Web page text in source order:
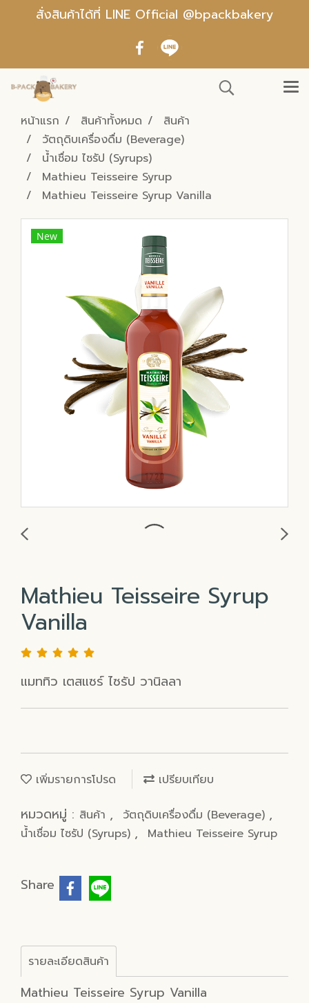
สั่งสินค้าได้ที่ LINE Official @bpackbakery
หน้าแรก สินค้าทั้งหมด
สินค้า
วัตถุดิบเครื่องดื่ม (Beverage)
น้ำเชื่อม ไซรัป (Syrups)
Mathieu Teisseire Syrup
Mathieu Teisseire Syrup Vanilla
New
Mathieu Teisseire Syrup
Vanilla
แมททิว เตสแซร์ ไซรัป วานิลลา
เพิ่มรายการโปรด เปรียบเทียบ
หมวดหมู่ : สินค้า , วัตถุดิบเครื่องดื่ม (Beverage) ,
น้ำเชื่อม ไซรัป (Syrups) , Mathieu Teisseire Syrup
Share
รายละเอียดสินค้า
Mathieu Teisseire Syrup Vanilla